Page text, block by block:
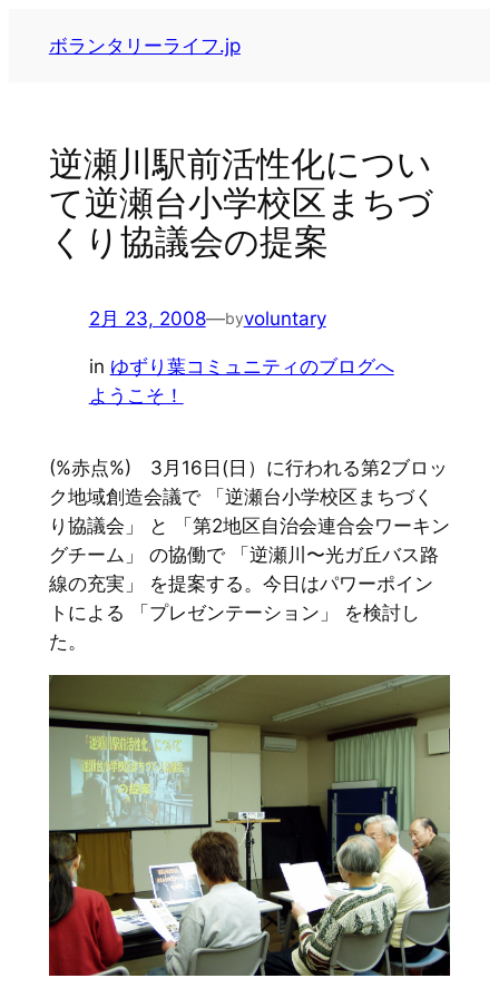
ボランタリーライフ.jp
逆瀬川駅前活性化につい
て逆瀬台小学校区まちづ
くり協議会の提案
2月 23, 2008—byvoluntary
in ゆずり葉コミュニティのブログへ
ようこそ！
(%赤点%) 3月16日(日）に行われる第2ブロッ
ク地域創造会議で 「逆瀬台小学校区まちづく
り協議会」 と 「第2地区自治会連合会ワーキン
グチーム」 の協働で 「逆瀬川〜光ガ丘バス路
線の充実」 を提案する。今日はパワーポイン
トによる 「プレゼンテーション」 を検討し
た。